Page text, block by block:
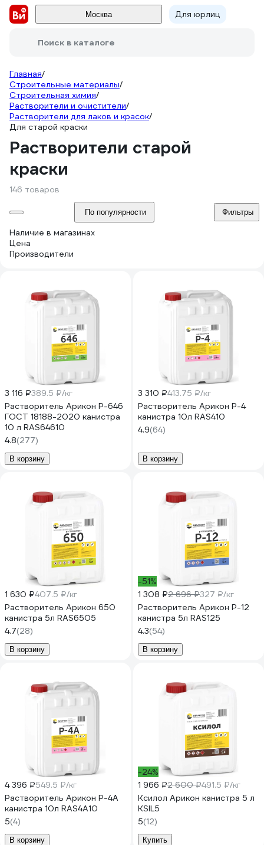
Москва Для юрлиц
Поиск в каталоге
Главная/
Строительные материалы/
Строительная химия/
Растворители и очистители/
Растворители для лаков и красок/
Для старой краски
Растворители старой
краски
146 товаров
По популярности Фильтры
Наличие в магазинах
Цена
Производители
3 116 ₽389.5 ₽/кг
Растворитель Арикон Р-646
ГОСТ 18188-2020 канистра
10 л RAS64610
4.8(277)
В корзину
3 310 ₽413.75 ₽/кг
Растворитель Арикон Р-4
канистра 10л RAS410
4.9(64)
В корзину
1 630 ₽407.5 ₽/кг
Растворитель Арикон 650
канистра 5л RAS6505
4.7(28)
В корзину
-51%
1 308 ₽2 696 ₽327 ₽/кг
Растворитель Арикон Р-12
канистра 5л RAS125
4.3(54)
В корзину
4 396 ₽549.5 ₽/кг
Растворитель Арикон Р-4А
канистра 10л RAS4A10
5(4)
В корзину
-24%
1 966 ₽2 600 ₽491.5 ₽/кг
Ксилол Арикон канистра 5 л
KSIL5
5(12)
Купить